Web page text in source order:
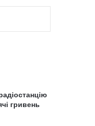
гривень